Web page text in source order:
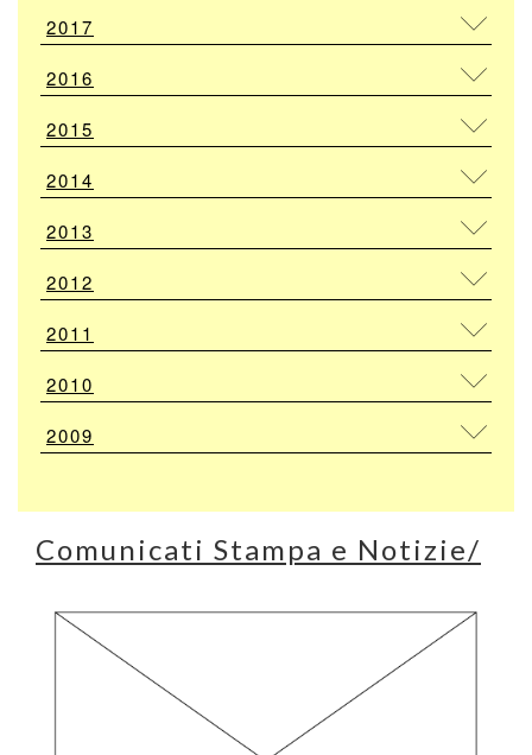
2017
2016
2015
2014
2013
2012
2011
2010
2009
Comunicati Stampa e Notizie/